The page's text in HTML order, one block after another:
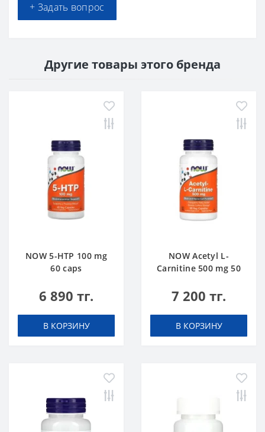
+ Задать вопрос
Другие товары этого бренда
NOW 5-HTP 100 mg
60 caps
6 890 тг.
В КОРЗИНУ
NOW Acetyl L-
Carnitine 500 mg 50
7 200 тг.
В КОРЗИНУ